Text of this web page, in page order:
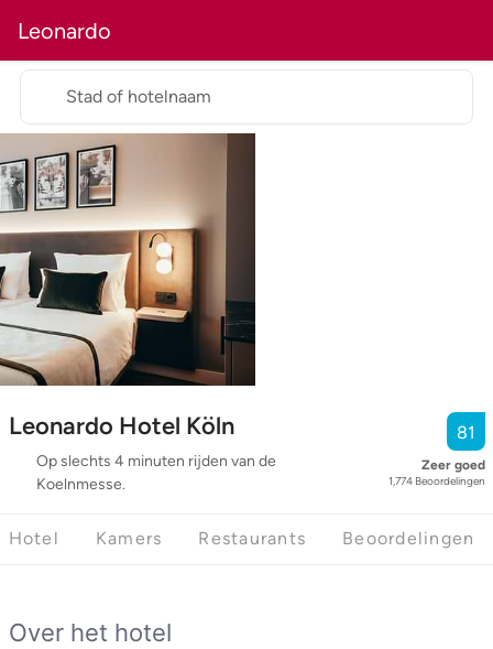
Leonardo
Leonardo Hotel Köln
Op slechts 4 minuten rijden van de
Koelnmesse.
81
Zeer goed
1,774 Beoordelingen
Stad of hotelnaam
Hotel Kamers Restaurants Beoordelingen
Over het hotel